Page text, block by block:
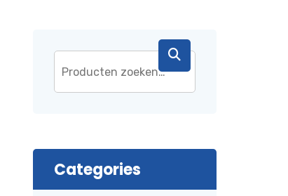
Categories